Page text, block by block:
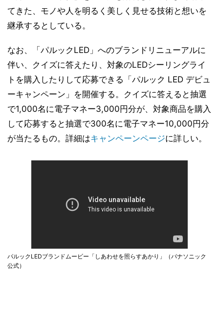
てきた、モノや人を明るく美しく見せる技術と想いを
継承するとしている。
なお、「パルックLED」へのブランドリニューアルに
伴い、クイズに答えたり、対象のLEDシーリングライ
トを購入したりして応募できる「パルック LED デビュ
ーキャンペーン」を開催する。クイズに答えると抽選
で1,000名に電子マネー3,000円分が、対象商品を購入
して応募すると抽選で300名に電子マネー10,000円分
が当たるもの。詳細はキャンペーンページに詳しい。
パルックLEDブランドムービー「しあわせを照らすあかり」（パナソニック
公式）